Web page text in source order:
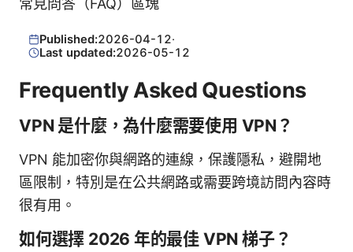
常見問答（FAQ）區塊
Published:2026-04-12·
Last updated:2026-05-12
Frequently Asked Questions
VPN 是什麼，為什麼需要使用 VPN？
VPN 能加密你與網路的連線，保護隱私，避開地
區限制，特別是在公共網路或需要跨境訪問內容時
很有用。
如何選擇 2026 年的最佳 VPN 梯子？